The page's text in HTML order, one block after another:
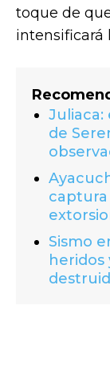
toque de
intensificará
de
Sismo
heridos